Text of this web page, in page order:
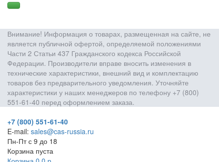
Внимание! Информация о товарах, размещенная на сайте, не
является публичной офертой, определяемой положениями
Части 2 Статьи 437 Гражданского кодекса Российской
Федерации. Производители вправе вносить изменения в
технические характеристики, внешний вид и комплектацию
товаров без предварительного уведомления. Уточняйте
характеристики у наших менеджеров по телефону +7 (800)
551-61-40 перед оформлением заказа.
+7 (800) 551-61-40
E-mail: sales@cas-russia.ru
Пн-Пт с 9 до 18
Корзина пуста